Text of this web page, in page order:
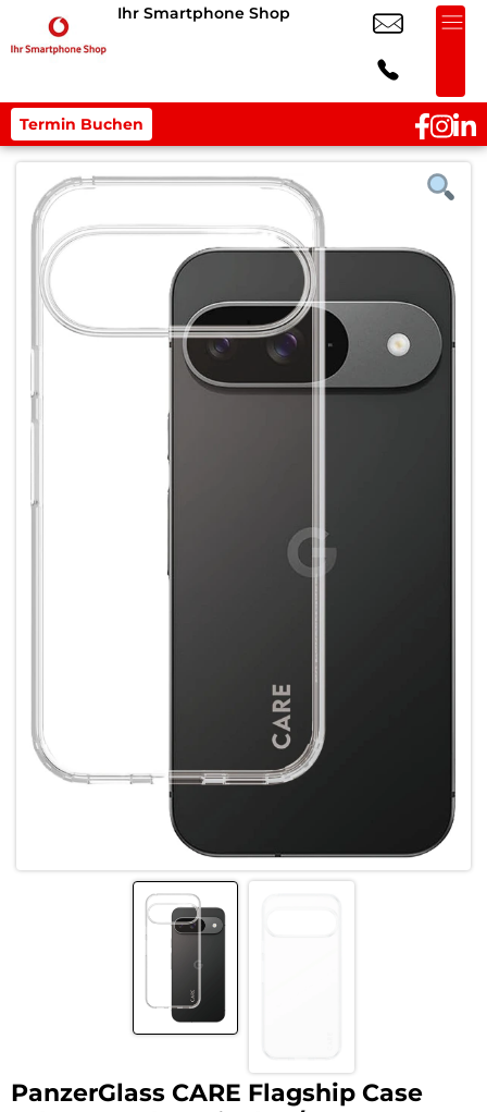
Ihr Smartphone Shop
Termin Buchen
PanzerGlass CARE Flagship Case